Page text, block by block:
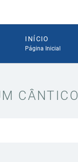
INÍCIO
Página Inicial
CÂNTICO